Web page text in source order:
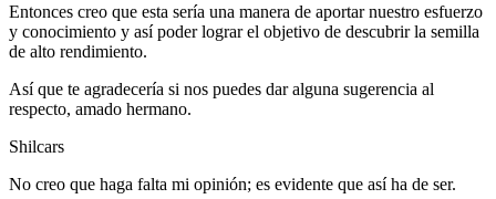
Entonces creo que esta sería una manera de aportar nuestro esfuerzo
y conocimiento y así poder lograr el objetivo de descubrir la semilla
de alto rendimiento.
Así que te agradecería si nos puedes dar alguna sugerencia al
respecto, amado hermano.
Shilcars
No creo que haga falta mi opinión; es evidente que así ha de ser.